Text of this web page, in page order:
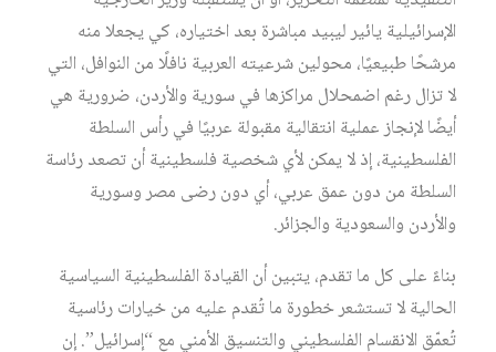
الإسرائيلية يائير ليبيد مباشرة بعد اختياره، كي يجعلا منه
مرشحًا طبيعيًا، محولين شرعيته العربية نافلًا من النوافل، التي
لا تزال رغم اضمحلال مراكزها في سورية والأردن، ضرورية هي
أيضًا لإنجاز عملية انتقالية مقبولة عربيًا في رأس السلطة
الفلسطينية، إذ لا يمكن لأي شخصية فلسطينية أن تصعد رئاسة
السلطة من دون عمق عربي، أي دون رضى مصر وسورية
والأردن والسعودية والجزائر.
بناءً على كل ما تقدم، يتبين أن القيادة الفلسطينية السياسية
الحالية لا تستشعر خطورة ما تُقدم عليه من خيارات رئاسية
تُعمّق الانقسام الفلسطيني والتنسيق الأمني مع “إسرائيل”. إن